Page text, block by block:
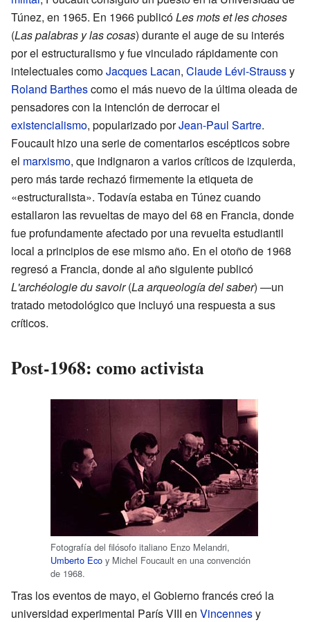
Túnez, en 1965. En 1966 publicóLes mots et les choses
(Las palabras y las cosas) durante el auge de su interés
por el estructuralismo y fue vinculado rápidamente con
intelectuales comoJacques Lacan, Claude Lévi-Straussy
Roland Barthescomo el más nuevo de la última oleada de
pensadores con la intención de derrocar el
existencialismo, popularizado porJean-Paul Sartre.
Foucault hizo una serie de comentarios escépticos sobre
el marxismo, que indignaron a varios críticos de izquierda,
pero más tarde rechazó firmemente la etiqueta de
«estructuralista». Todavía estaba en Túnez cuando
estallaron las revueltas de mayo del 68 en Francia, donde
fue profundamente afectado por una revuelta estudiantil
local a principios de ese mismo año. En el otoño de 1968
regresó a Francia, donde al año siguiente publicó
L'archéologie du savoir(La arqueología del saber) —un
tratado metodológico que incluyó una respuesta a sus
críticos.
Post-1968: como activista
Fotografía del filósofo italiano Enzo Melandri,
Umberto Eco y Michel Foucault en una convención
de 1968.
Tras los eventos de mayo, el Gobierno francés creó la
universidad experimental París VIII en Vincennesy